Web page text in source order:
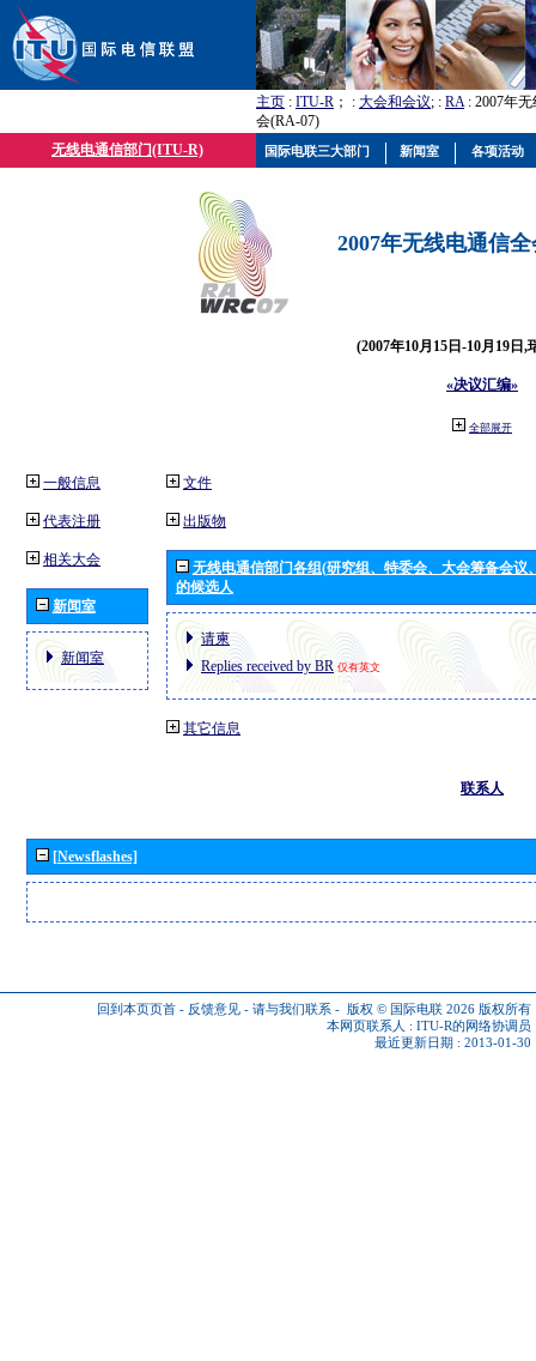
主页 : ITU-R ； : 大会和会议; : RA: 2007年
会(RA-07)
无线电通信部门(ITU-R)
2007年无线电通信
(2007年10月15日-10月19日,
«决议汇编»
全部展开
一般信息
代表注册
相关大会
新闻室
新闻室
文件
出版物
无线电通信部门各组(研究组、特委会、大会筹备会议
的候选人
请柬
Replies received by BR 仅有英文
其它信息
联系人
[Newsflashes]
回到本页页首 - 反馈意见 - 请与我们联系 - 版权 © 国际电联 2026 版权所有
本网页联系人 : ITU-R的网络协调员
最近更新日期 : 2013-01-30
国际电联三大部门 新闻室 各项活动